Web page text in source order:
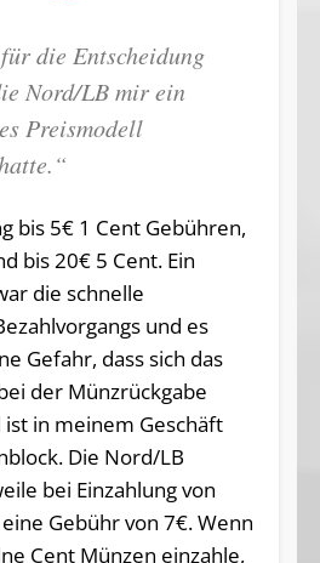
die Entscheidung
Nord/LB mir ein
Preismodell
bis 5€ 1 Cent Gebühren,
bis 20€ 5 Cent. Ein
die schnelle
und es
Gefahr, dass sich das
der Münzrückgabe
in meinem Geschäft
Die Nord/LB
bei Einzahlung von
Gebühr von 7€. Wenn
Cent Münzen einzahle,